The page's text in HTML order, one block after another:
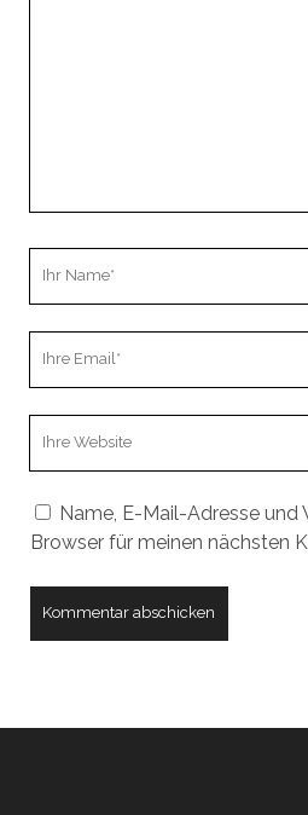
Name, E-Mail-Adresse und
Browser für meinen nächsten